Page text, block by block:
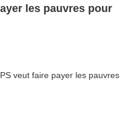
les pauvres pour